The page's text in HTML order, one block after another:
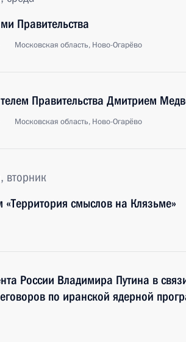
Правительства
Московская область, Ново-Огарёво
Правительства Дмитрием
Московская область, Ново-Огарёво
вторник
смыслов на Клязьме»
России Владимира Путина в
по иранской ядерной